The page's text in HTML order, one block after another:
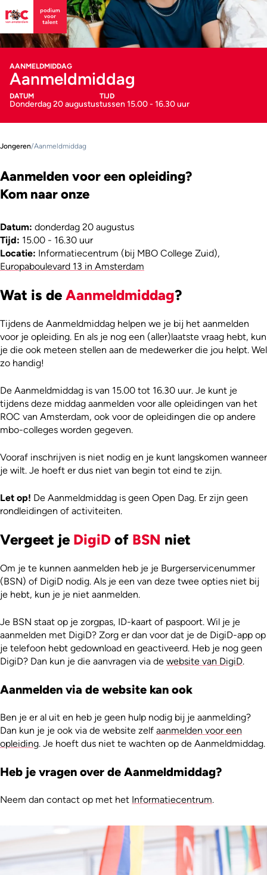
AANMELDMIDDAG
Aanmeldmiddag
DATUM
Donderdag 20 augustus
TIJD
tussen 15.00 - 16.30 uur
Jongeren/Aanmeldmiddag
Aanmelden voor een opleiding?
​Kom naar onze​
Datum: donderdag 20 augustus
Tijd: 15.00 - 16.30 uur
Locatie: Informatiecentrum (bij MBO College Zuid),
Europaboulevard 13 in Amsterdam
Wat is de Aanmeldmiddag?
Tijdens de Aanmeldmiddag helpen we je bij het aanmelden
voor je opleiding. En als je nog een (aller)laatste vraag hebt, kun
je die ook meteen stellen aan de medewerker die jou helpt. Wel
zo handig!
De Aanmeldmiddag is van 15.00 tot 16.30 uur. Je kunt je
tijdens deze middag aanmelden voor alle opleidingen van het
ROC van Amsterdam, ook voor de opleidingen die op andere
mbo-colleges worden gegeven.
Vooraf inschrijven is niet nodig en je kunt langskomen wanneer
je wilt. Je hoeft er dus niet van begin tot eind te zijn.
Let op! De Aanmeldmiddag is geen Open Dag. Er zijn geen
rondleidingen of activiteiten.
Vergeet je DigiD of BSN niet
Om je te kunnen aanmelden heb je je Burgerservicenummer
(BSN) of DigiD nodig. Als je een van deze twee opties niet bij
je hebt, kun je je niet aanmelden.
Je BSN staat op je zorgpas, ID-kaart of paspoort. Wil je je
aanmelden met DigiD? Zorg er dan voor dat je de DigiD-app op
je telefoon hebt gedownload en geactiveerd. Heb je nog geen
DigiD? Dan kun je die aanvragen via de website van DigiD.
Aanmelden via de website kan ook
Ben je er al uit en heb je geen hulp nodig bij je aanmelding?
Dan kun je je ook via de website zelf aanmelden voor een
opleiding. Je hoeft dus niet te wachten op de Aanmeldmiddag.
Heb je vragen over de Aanmeldmiddag?
Neem dan contact op met het Informatiecentrum.